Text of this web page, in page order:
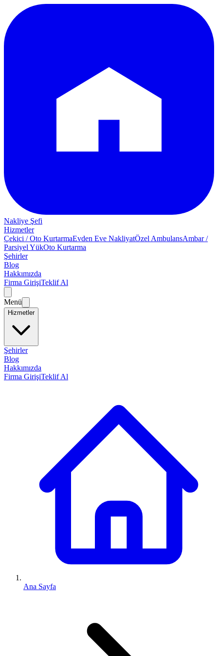
Nakliye Şefi
Hizmetler
Çekici / Oto KurtarmaEvden Eve NakliyatÖzel AmbulansAmbar /
Parsiyel YükOto Kurtarma
Şehirler
Blog
Hakkımızda
Firma GirişiTeklif Al
Menü
Hizmetler
Şehirler
Blog
Hakkımızda
Firma GirişiTeklif Al
Ana Sayfa